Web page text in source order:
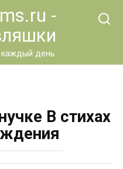
-
каждый день
В стихах